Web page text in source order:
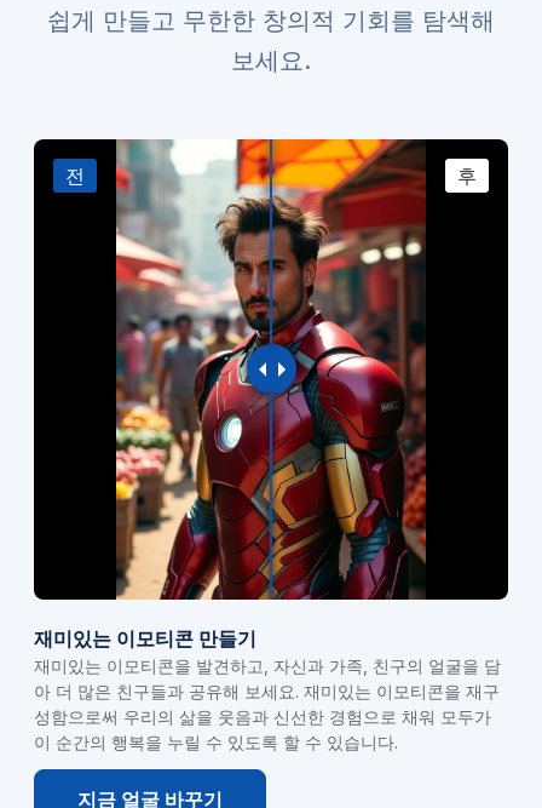
쉽게 만들고 무한한 창의적 기회를 탐색해
보세요.
후
전
재미있는 이모티콘 만들기
재미있는 이모티콘을 발견하고, 자신과 가족, 친구의 얼굴을 담
아 더 많은 친구들과 공유해 보세요. 재미있는 이모티콘을 재구
성함으로써 우리의 삶을 웃음과 신선한 경험으로 채워 모두가
이 순간의 행복을 누릴 수 있도록 할 수 있습니다.
지금 얼굴 바꾸기